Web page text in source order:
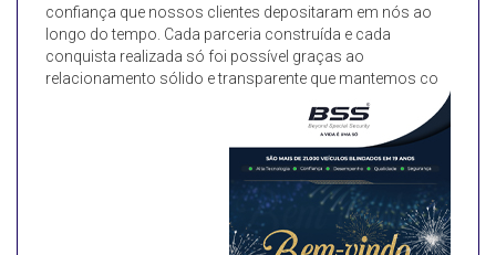
confiança que nossos clientes depositaram em nós ao
longo do tempo. Cada parceria construída e cada
conquista realizada só foi possível graças ao
relacionamento sólido e transparente que mantemos co